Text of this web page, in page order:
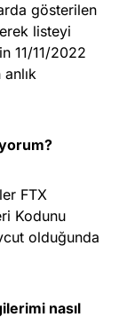
gösterilen
listeyi
11/11/2022
FTX
Kodunu
olduğunda
nasıl